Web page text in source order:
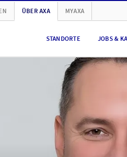
ÜBER AXA MYAXA
STANDORTE JOBS &